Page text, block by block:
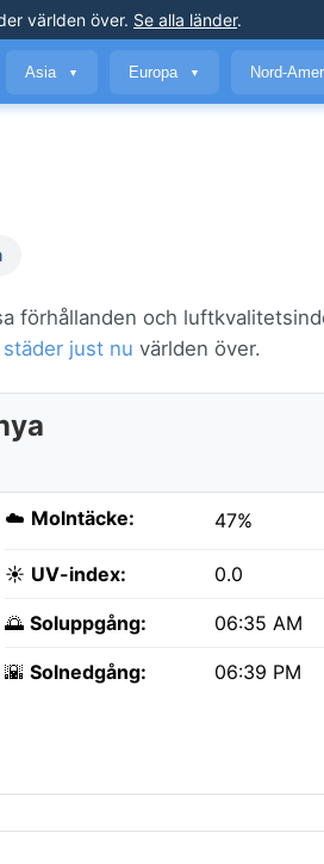
världen över. Se alla länder.
Asia ▼ Europa ▼ Nord-
förhållanden och
just nu världen över.
☁️ Molntäcke: 47%
☀️ UV-index: 0.0
🌅 Soluppgång: 06:35 AM
🌇 Solnedgång: 06:39 PM